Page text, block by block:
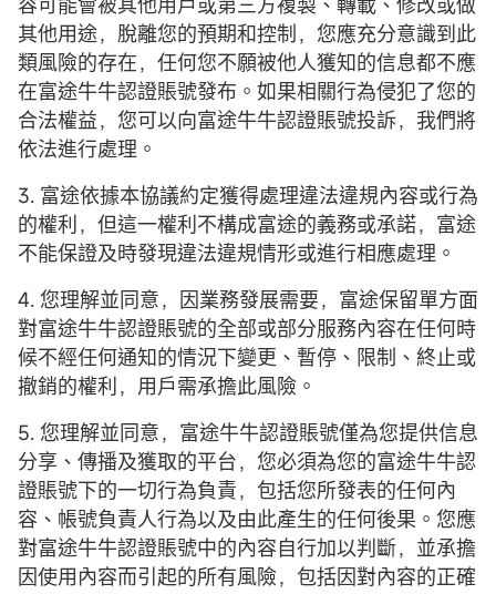
其他用途，脫離您的預期和控制，您應充分意識到此
類風險的存在，任何您不願被他人獲知的信息都不應
在富途牛牛認證賬號發布。如果相關行為侵犯了您的
合法權益，您可以向富途牛牛認證賬號投訴，我們將
依法進行處理。
3. 富途依據本協議約定獲得處理違法違規內容或行為
的權利，但這一權利不構成富途的義務或承諾，富途
不能保證及時發現違法違規情形或進行相應處理。
4. 您理解並同意，因業務發展需要，富途保留單方面
對富途牛牛認證賬號的全部或部分服務內容在任何時
候不經任何通知的情況下變更、暫停、限制、終止或
撤銷的權利，用戶需承擔此風險。
5. 您理解並同意，富途牛牛認證賬號僅為您提供信息
分享、傳播及獲取的平台，您必須為您的富途牛牛認
證賬號下的一切行為負責，包括您所發表的任何內
容、帳號負責人行為以及由此產生的任何後果。您應
對富途牛牛認證賬號中的內容自行加以判斷，並承擔
因使用內容而引起的所有風險，包括因對內容的正確